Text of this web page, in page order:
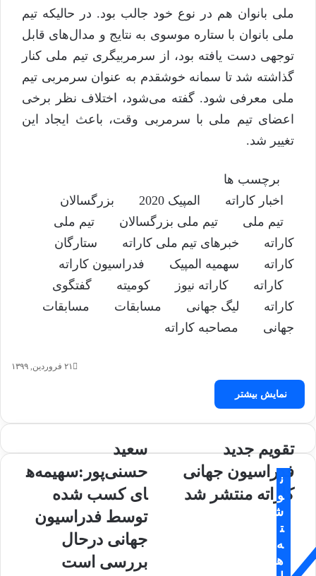
ملی بانوان هم در نوع خود جالب بود. در حالیکه تیم
ملی بانوان با ستاره موسوی به نتایج و مدال‌های قابل
توجهی دست یافته بود، از سرمربیگری تیم ملی کنار
گذاشته شد تا سمانه خوشقدم به عنوان سرمربی تیم
ملی معرفی شود. گفته می‌شود، اختلاف نظر برخی
اعضای تیم ملی با سرمربی وقت، باعث ایجاد این
تغییر شد.
برچسب ها
اخبار کاراته
المپیک 2020
بزرگسالان
تيم ملی
تيم ملی بزرگسالان
تیم ملی
کاراته
خبرهای تیم ملی کاراته
ستارگان
کاراته
سهمیه المپیک
فدراسیون‌ کاراته
کاراته
کاراته نیوز کوميته
گفتگوی
کاراته
لیگ جهانی مسابقات
مسابقات
جهانی
مصاحبه کاراته
۲۱ فروردین, ۱۳۹۹
نمایش بیشتر
س
ی
د
س
ی‌
پ
سعید
حسنی‌پور:سهیمه‌ه
ای کسب شده
توسط فدراسیون
جهانی درحال
بررسی است
ت
و
ی
تقویم جدید
فدراسیون جهانی
کاراته منتشر شد
ن
و
ش
ت
ه
ه